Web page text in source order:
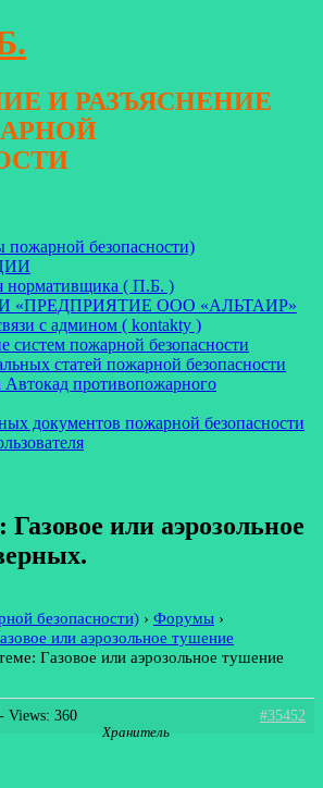
И РАЗЪЯСНЕНИЕ
безопасности)
нормативщика ( П.Б. )
ООО «АЛЬТАИР»
с админом ( kontakty )
систем пожарной безопасности
статей пожарной безопасности
противопожарного
документов пожарной безопасности
или аэрозольное
безопасности) › Форумы ›
или аэрозольное тушение
Газовое или аэрозольное тушение
- Views: 360
#35452
Хранитель